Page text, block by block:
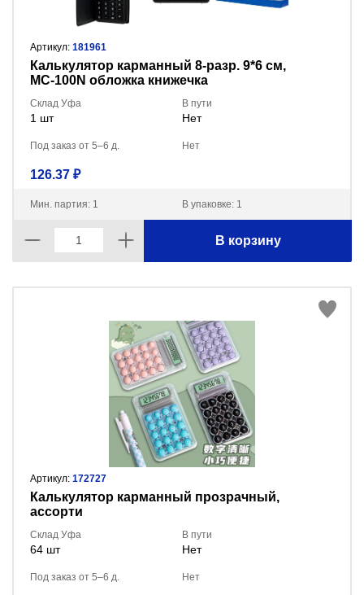
Артикул: 181961
Калькулятор карманный 8-разр. 9*6 см,
МС-100N обложка книжечка
Склад Уфа
1 шт
В пути
Нет
Под заказ от 5–6 д. Нет
126.37 ₽
Мин. партия: 1 В упаковке: 1
В корзину
Артикул: 172727
Калькулятор карманный прозрачный,
ассорти
Склад Уфа
64 шт
В пути
Нет
Под заказ от 5–6 д. Нет